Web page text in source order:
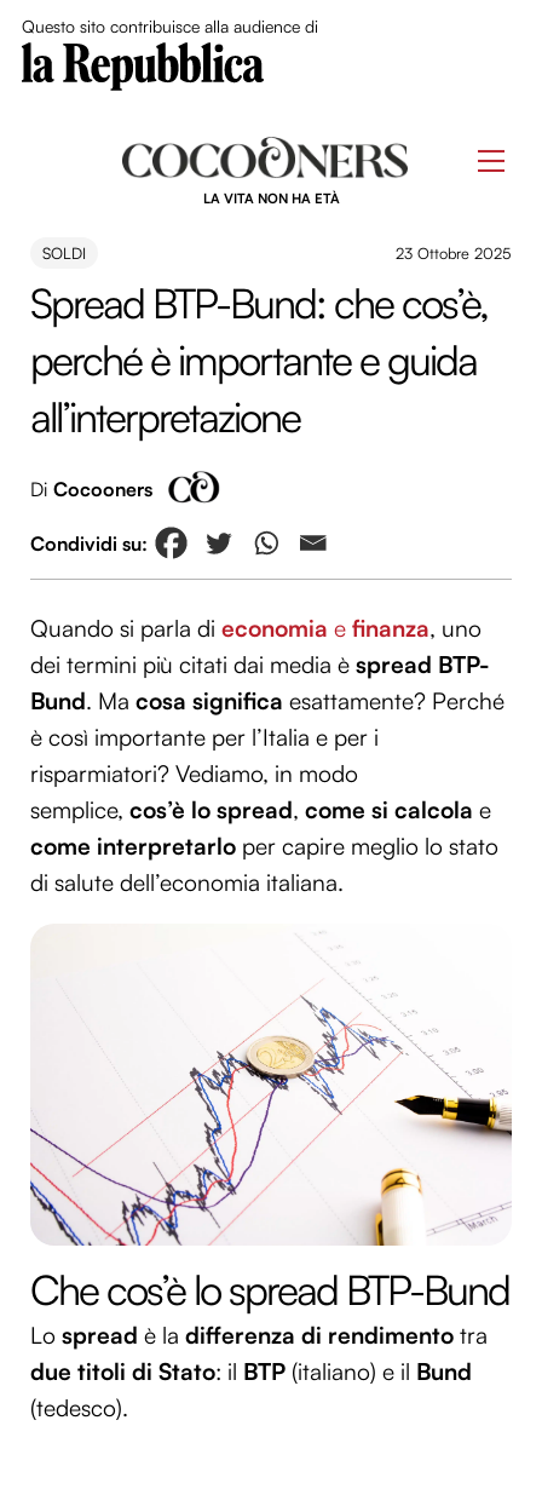
Questo sito contribuisce alla audience di
LA VITA NON HA ETÀ
SOLDI 23 Ottobre 2025
Spread BTP-Bund: che cos’è,
perché è importante e guida
all’interpretazione
Di Cocooners
Quando si parla di economia e finanza, uno
dei termini più citati dai media è spread BTP-
Bund. Ma cosa significa esattamente? Perché
è così importante per l’Italia e per i
risparmiatori? Vediamo, in modo
semplice, cos’è lo spread, come si calcola e
come interpretarlo per capire meglio lo stato
di salute dell’economia italiana.
Che cos’è lo spread BTP-Bund
Lo spread è la differenza di rendimento tra
due titoli di Stato: il BTP (italiano) e il Bund
(tedesco).